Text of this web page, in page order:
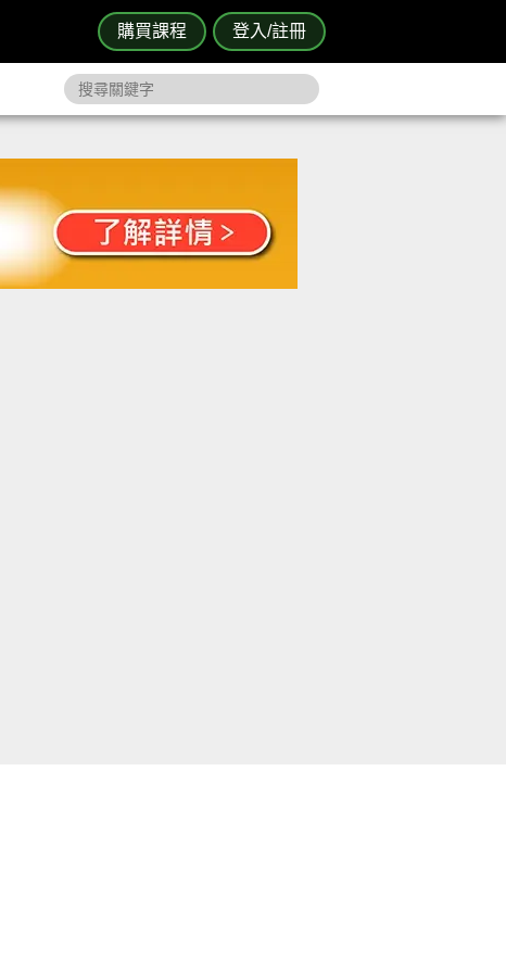
購買課程 登入/註冊